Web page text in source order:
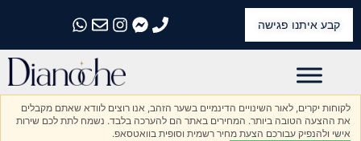
קבע איתנו פגישה
התקשרו אלינו
התקשרו אלינו
התקשרו אלינו
התקשרו אלינו
התקשרו אלינו
לקוחות יקרים, לאור השינויים הדינמיים בשער הזהב, אנו רוצים לוודא שאתם מקבלים
את ההצעה הטובה ביותר. המחירים באתר הם להערכה בלבד. נשמח לתת לכם שירות
אישי ולהנפיק עבורכם הצעת מחיר רשמית וסופית בוואטסאפ.